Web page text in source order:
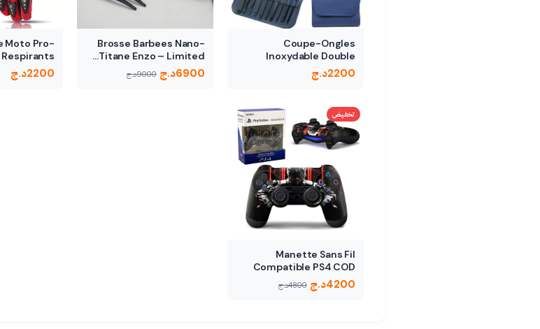
Coupe-Ongles
Inoxydable Double
Extrémité
2200د.ج
Brosse Barbees Nano-
Titane Enzo – Limited…
6900د.ج 9000د.ج
Moto Pro-
–…
2200د.ج
تخفيض
Manette Sans Fil
Compatible PS4 COD
4200د.ج 4800د.ج